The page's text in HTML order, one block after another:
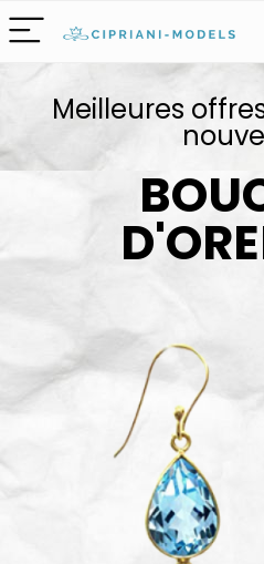
Meilleures